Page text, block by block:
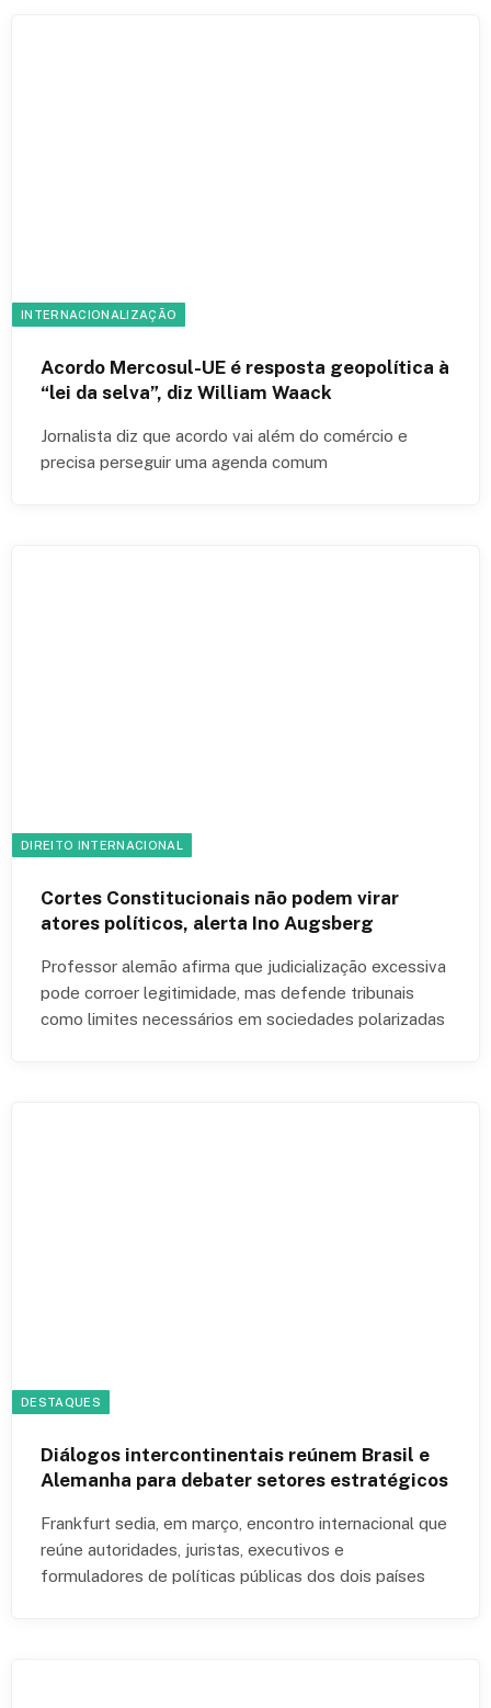
INTERNACIONALIZAÇÃO
Acordo Mercosul-UE é resposta geopolítica à
“lei da selva”, diz William Waack
Jornalista diz que acordo vai além do comércio e
precisa perseguir uma agenda comum
DIREITO INTERNACIONAL
Cortes Constitucionais não podem virar
atores políticos, alerta Ino Augsberg
Professor alemão afirma que judicialização excessiva
pode corroer legitimidade, mas defende tribunais
como limites necessários em sociedades polarizadas
DESTAQUES
Diálogos intercontinentais reúnem Brasil e
Alemanha para debater setores estratégicos
Frankfurt sedia, em março, encontro internacional que
reúne autoridades, juristas, executivos e
formuladores de políticas públicas dos dois países